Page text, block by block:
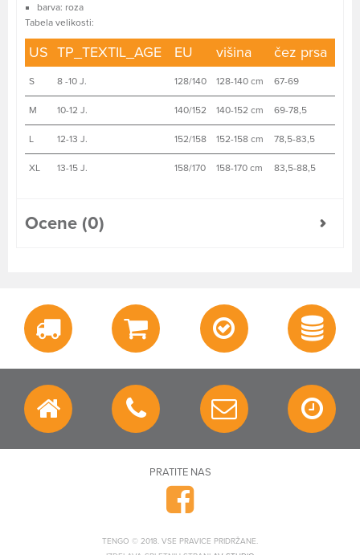
barva: roza
Tabela velikosti:
US TP_TEXTIL_AGE EU višina čez prsa
S 8 -10 J. 128/140 128-140 cm 67-69
M 10-12 J. 140/152 140-152 cm 69-78,5
L 12-13 J. 152/158 152-158 cm 78,5-83,5
XL 13-15 J. 158/170 158-170 cm 83,5-88,5
Ocene (0)
PRATITE NAS
TENGO © 2018. VSE PRAVICE PRIDRŽANE.